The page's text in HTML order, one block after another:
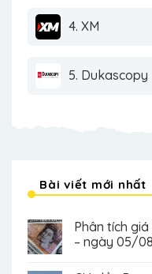
4. XM
5. Dukascopy
Bài viết mới nhất
Phân tích giá
– ngày 05/